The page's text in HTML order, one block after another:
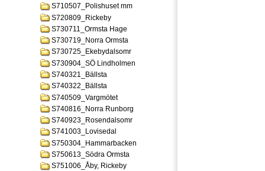
S710507_Polishuset mm
S720809_Rickeby
S730711_Ormsta Hage
S730719_Norra Ormsta
S730725_Ekebydalsomr
S730904_SÖ Lindholmen
S740321_Bällsta
S740322_Bällsta
S740509_Vargmötet
S740816_Norra Runborg
S740923_Rosendalsomr
S741003_Lovisedal
S750304_Hammarbacken
S750613_Södra Ormsta
S751006_Åby, Rickeby